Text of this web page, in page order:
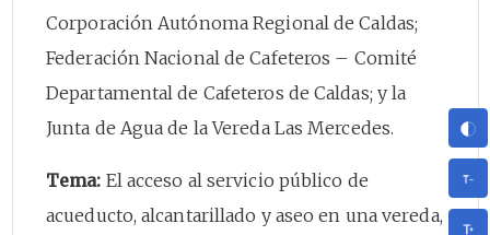
Corporación Autónoma Regional de Caldas;
Federación Nacional de Cafeteros – Comité
Departamental de Cafeteros de Caldas; y la
Junta de Agua de la Vereda Las Mercedes.
Tema: El acceso al servicio público de
acueducto, alcantarillado y aseo en una vereda,